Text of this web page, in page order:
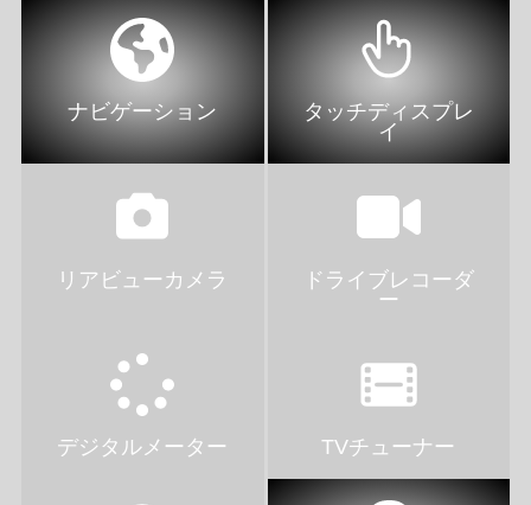
ナビゲーション
タッチディスプレ
イ
リアビューカメラ
ドライブレコーダ
ー
デジタルメーター TVチューナー